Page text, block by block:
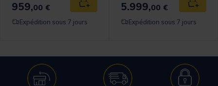
panier
959,00 € Ajouter au panier
Expédition sous 7 jours
5.999,00 €
Expédition sous 7 jours